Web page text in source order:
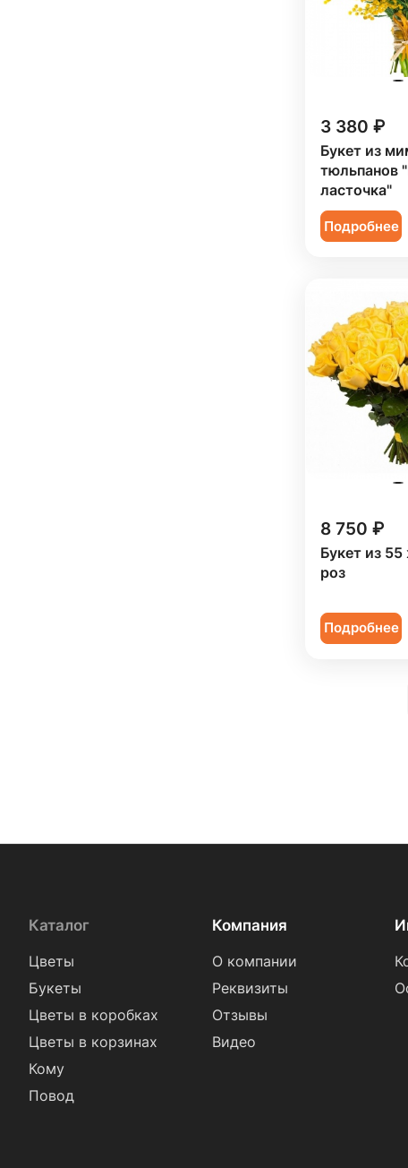
3 380 ₽
Букет из
тюльпанов
ласточка"
Подробнее
8 750 ₽
Букет из
роз
Подробнее
Каталог
Цветы
Букеты
Цветы в коробках
Цветы в корзинах
Кому
Повод
Компания
О компании
Реквизиты
Отзывы
Видео